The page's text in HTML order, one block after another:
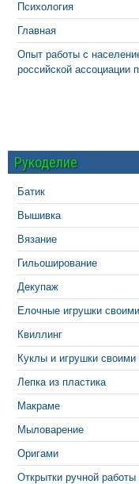
Психология
Главная
Опыт работы с
российской ассоциации
Рукоделие
Батик
Вышивка
Вязание
Гильоширование
Декупаж
Елочные игрушки
Квиллинг
Куклы и игрушки своими
Лепка из пластика
Макраме
Мыловарение
Оригами
Открытки ручной работы